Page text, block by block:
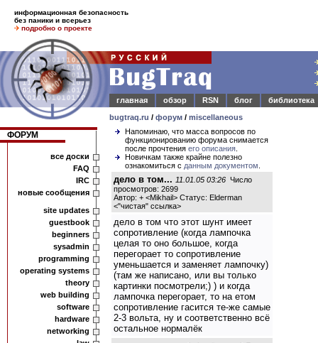
информационная безопасность
без паники и всерьез
подробно о проекте
главная обзор RSN блог
библиотека
bugtraq.ru / форум / miscellaneous
ФОРУМ
все доски
FAQ
IRC
новые сообщения
site updates
guestbook
beginners
sysadmin
programming
operating systems
theory
web building
software
hardware
networking
Напоминаю, что масса вопросов по
функционированию форума снимается
после прочтения его описания
Новичкам также крайне полезно
ознакомиться с данным документом
дело в том... 11.01.05 03:26 Число
просмотров: 2699
Автор: + <Mikhail> Статус: Elderman
<"чистая" ссылка>
дело в том что этот шунт имеет
сопротивление (когда лампочка
целая то оно большое, когда
перегорает то сопротивление
уменьшается и заменяет лампочку)
(там же написано, или вы только
картинки посмотрели;) ) и когда
лампочка перегорает, то на етом
сопротивление гасится те-же самые
2-3 вольта, ну и соответственно всё
остальное нормалёк